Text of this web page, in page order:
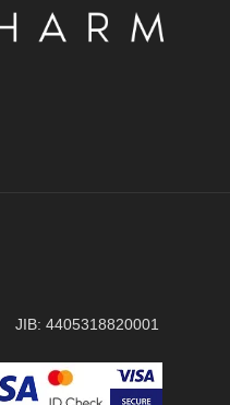
JIB: 4405318820001